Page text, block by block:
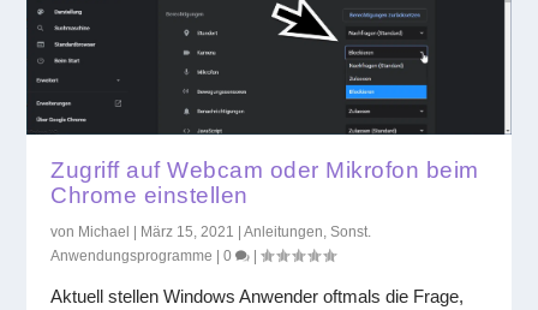
Zugriff auf Webcam oder Mikrofon beim
Chrome einstellen
von Michael | März 15, 2021 |Anleitungen ,Sonst.
Anwendungsprogramme |0 |
Aktuell stellen Windows Anwender oftmals die Frage,